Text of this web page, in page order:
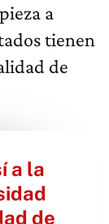
a
tienen
de
a la
de